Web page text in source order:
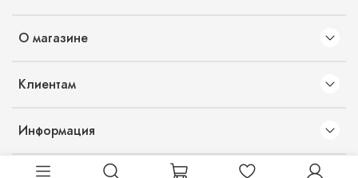
О магазине
Клиентам
Информация